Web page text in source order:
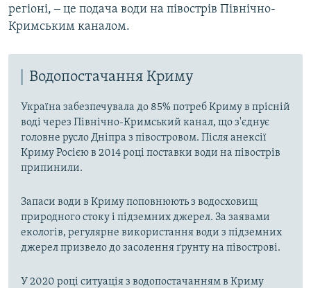
регіоні, ‒ це подача води на півострів Північно-
Кримським каналом.
Водопостачання Криму
Україна забезпечувала до 85% потреб Криму в прісній
воді через Північно-Кримський канал, що з'єднує
головне русло Дніпра з півостровом. Після анексії
Криму Росією в 2014 році поставки води на півострів
припинили.
Запаси води в Криму поповнюють з водосховищ
природного стоку і підземних джерел. За заявами
екологів, регулярне використання води з підземних
джерел призвело до засолення ґрунту на півострові.
У 2020 році ситуація з водопостачанням в Криму